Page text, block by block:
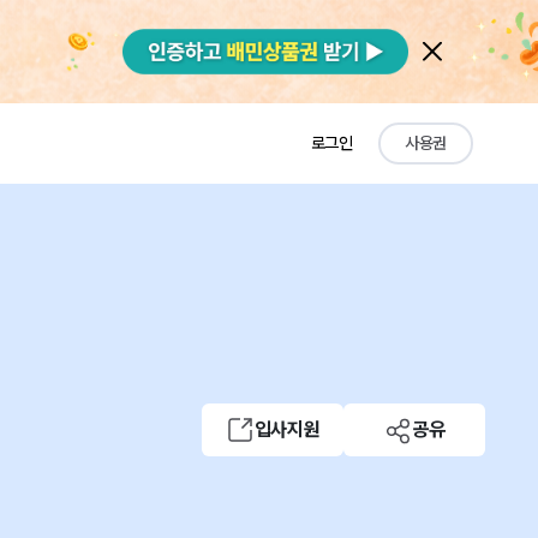
로그인 사용권
입사지원 공유